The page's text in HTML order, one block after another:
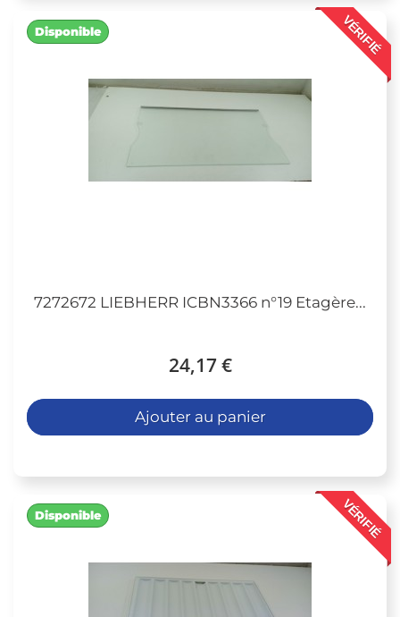
VÉRIFIÉ
7272672 LIEBHERR ICBN3366 n°19 Etagère...
24,17 €
Disponible
Ajouter au panier
VÉRIFIÉ
Disponible